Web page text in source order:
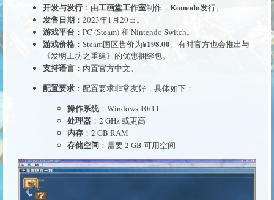
开发与发行 ：由工画堂工作室制作， Komodo发行。
发售日期 ：2023年1月20日。
游戏平台 ：PC (Steam) 和 Nintendo Switch。
游戏价格 ：Steam国区售价为¥198.00。有时官方也会推出与
《发明工坊之重建》的优惠捆绑包。
支持语言 ：内置官方中文。
配置要求 ：配置要求非常友好，具体如下：
操作系统：Windows 10/11
处理器 ：2 GHz 或更高
内存 ：2 GB RAM
存储空间 ：需要 2 GB 可用空间